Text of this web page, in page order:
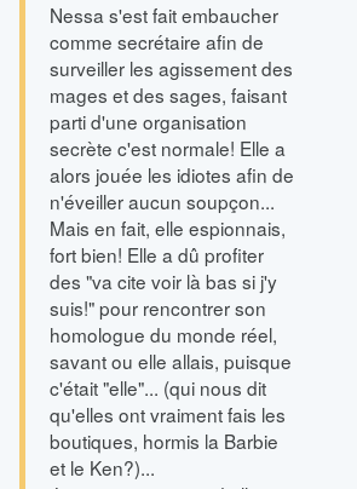
Nessa s'est fait embaucher
comme secrétaire afin de
surveiller les agissement des
mages et des sages, faisant
parti d'une organisation
secrète c'est normale! Elle a
alors jouée les idiotes afin de
n'éveiller aucun soupçon...
Mais en fait, elle espionnais,
fort bien! Elle a dû profiter
des "va cite voir là bas si j'y
suis!" pour rencontrer son
homologue du monde réel,
savant ou elle allais, puisque
c'était "elle"... (qui nous dit
qu'elles ont vraiment fais les
boutiques, hormis la Barbie
et le Ken?)...